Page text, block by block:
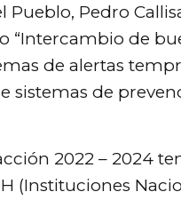
Pueblo, Pedro
de
de alertas
sistemas de
2022 – 2024
(Instituciones